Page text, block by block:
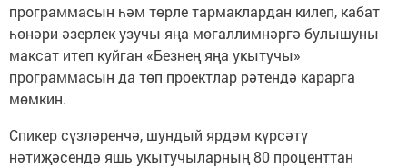
программасын һәм төрле тармаклардан килеп, кабат
һөнәри әзерлек узучы яңа мөгаллимнәргә булышуны
максат итеп куйган «Безнең яңа укытучы»
программасын да төп проектлар рәтендә карарга
мөмкин.
Спикер сүзләренчә, шундый ярдәм күрсәтү
нәтиҗәсендә яшь укытучыларның 80 проценттан